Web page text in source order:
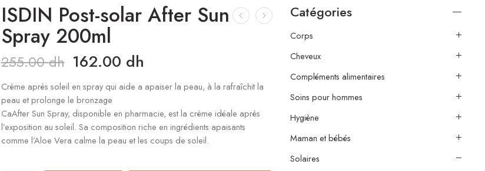
ISDIN Post-solar After Sun
Spray 200ml
255.00dh 162.00 dh
Crème après soleil en spray qui aide a apaiser la peau, à la rafraîchit la
peau et prolonge le bronzage
CaAfter Sun Spray, disponible en pharmacie, est la crème idéale après
l’exposition au soleil. Sa composition riche en ingrédients apaisants
comme l’Aloe Vera calme la peau et les coups de soleil.
Catégories
Corps
Cheveux
Compléments alimentaires
Soins pour hommes
Hygiène
Maman et bébés
Solaires